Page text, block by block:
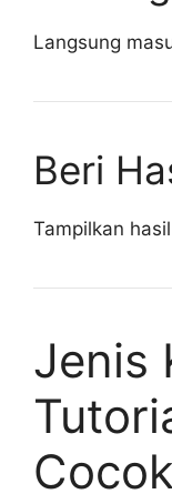
Langsung
Beri
Tampilkan
Jenis